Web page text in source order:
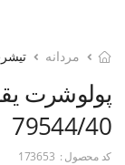
مردانه
پولوشرت
79544/40
کد محصول : 173653